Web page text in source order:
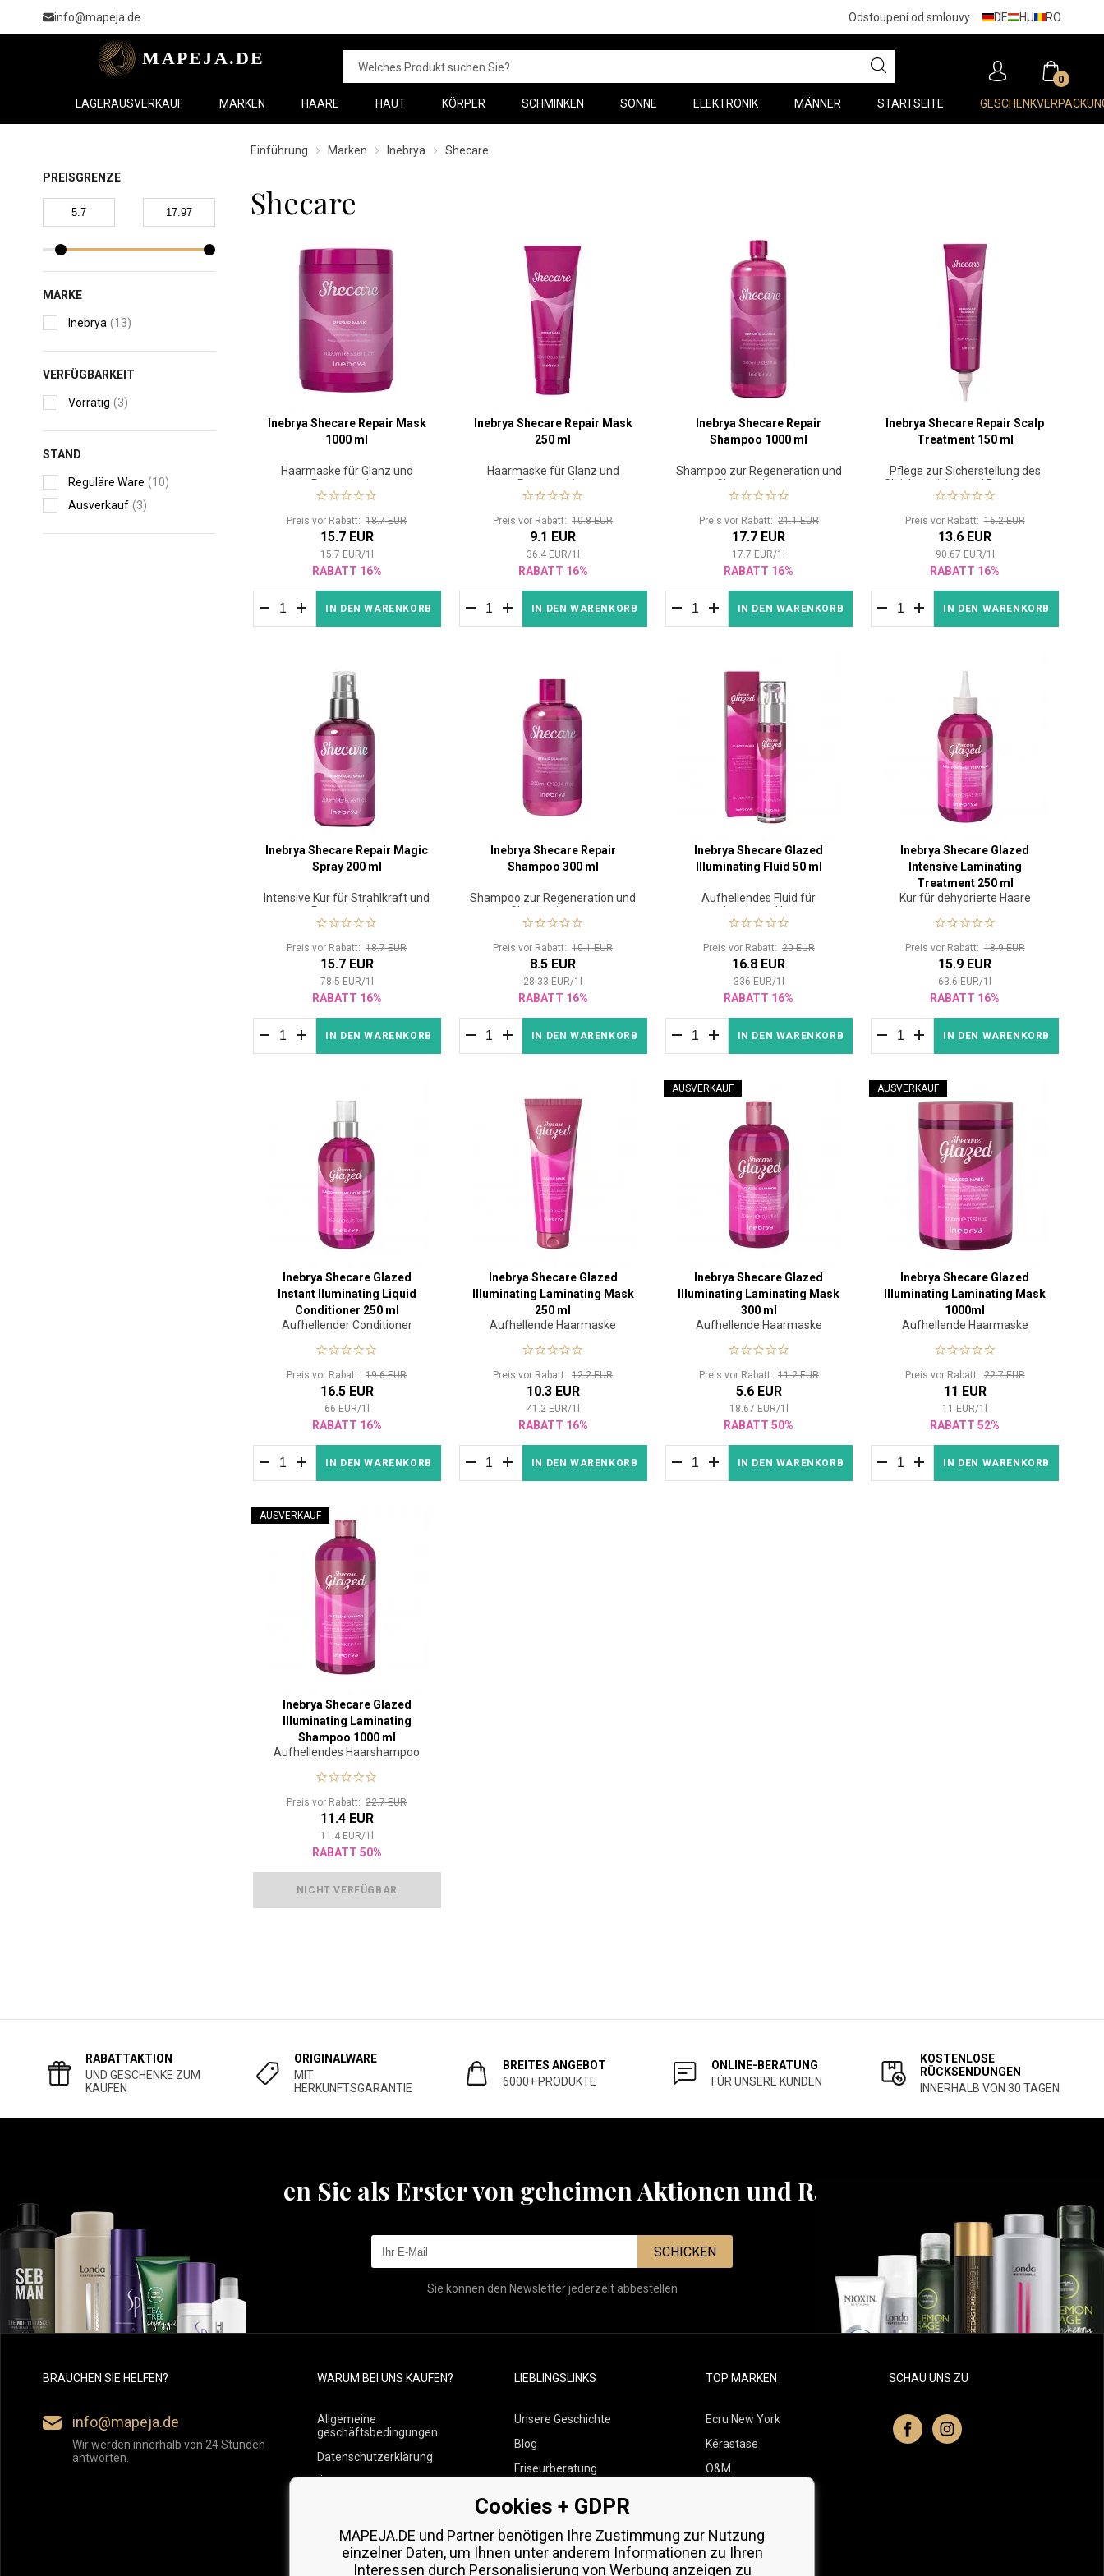
info@mapeja.de Odstoupení od smlouvy DE HU RO
0
LAGERAUSVERKAUF MARKEN HAARE HAUT KÖRPER SCHMINKEN SONNE ELEKTRONIK MÄNNER STARTSEITE
PREISGRENZE
MARKE
Inebrya (13)
VERFÜGBARKEIT
Vorrätig (3)
STAND
Reguläre Ware (10)
Ausverkauf (3)
Einführung Marken Inebrya Shecare
Shecare
Inebrya Shecare Repair Mask
1000 ml
Haarmaske für Glanz und
Regeneration
Preis vor Rabatt:18.7 EUR
15.7 EUR
15.7 EUR/1
RABATT 16%
IN DEN WARENKORB
Inebrya Shecare Repair Mask
250 ml
Haarmaske für Glanz und
Regeneration
Preis vor Rabatt:10.8 EUR
9.1 EUR
36.4 EUR/1
RABATT 16%
IN DEN WARENKORB
Inebrya Shecare Repair
Shampoo 1000 ml
Shampoo zur Regeneration und
Glanzsteigerung
Preis vor Rabatt: 21.1 EUR
17.7 EUR
17.7 EUR/1
RABATT 16%
IN DEN WARENKORB
Inebrya Shecare Repair Scalp
Treatment 150 ml
Pflege zur Sicherstellung des
Gleichgewichts und Beruhigung
der Haut
Preis vor Rabatt:16.2 EUR
13.6 EUR
90.67 EUR/1
RABATT 16%
IN DEN WARENKORB
Inebrya Shecare Repair Magic
Spray 200 ml
Intensive Kur für Strahlkraft und
Regeneration
Preis vor Rabatt:18.7 EUR
15.7 EUR
78.5 EUR/1
RABATT 16%
IN DEN WARENKORB
Inebrya Shecare Repair
Shampoo 300 ml
Shampoo zur Regeneration und
Glanzsteigerung
Preis vor Rabatt:10.1 EUR
8.5 EUR
28.33 EUR/1
RABATT 16%
IN DEN WARENKORB
Inebrya Shecare Glazed
Illuminating Fluid 50 ml
Aufhellendes Fluid für
glanzloses Haar
Preis vor Rabatt: 20 EUR
16.8 EUR
336 EUR/1
RABATT 16%
IN DEN WARENKORB
Inebrya Shecare Glazed
Intensive Laminating
Treatment 250 ml
Kur für dehydrierte Haare
Preis vor Rabatt:18.9 EUR
15.9 EUR
63.6 EUR/1
RABATT 16%
IN DEN WARENKORB
Inebrya Shecare Glazed
Instant Iluminating Liquid
Conditioner 250 ml
Aufhellender Conditioner
Preis vor Rabatt:19.6 EUR
16.5 EUR
66 EUR/1
RABATT 16%
IN DEN WARENKORB
Inebrya Shecare Glazed
Illuminating Laminating Mask
250 ml
Aufhellende Haarmaske
Preis vor Rabatt:12.2 EUR
10.3 EUR
41.2 EUR/1
RABATT 16%
IN DEN WARENKORB
AUSVERKAUF
Inebrya Shecare Glazed
Illuminating Laminating Mask
300 ml
Aufhellende Haarmaske
Preis vor Rabatt: 11.2 EUR
5.6 EUR
18.67 EUR/1
RABATT 50%
IN DEN WARENKORB
AUSVERKAUF
Inebrya Shecare Glazed
Illuminating Laminating Mask
1000ml
Aufhellende Haarmaske
Preis vor Rabatt:22.7 EUR
11 EUR
11 EUR/1
RABATT 52%
IN DEN WARENKORB
AUSVERKAUF
Inebrya Shecare Glazed
Illuminating Laminating
Shampoo 1000 ml
Aufhellendes Haarshampoo
Preis vor Rabatt:22.7 EUR
11.4 EUR
11.4 EUR/1
RABATT 50%
NICHT VERFÜGBAR
RABATTAKTION
UND GESCHENKE ZUM
KAUFEN
ORIGINALWARE
MIT
HERKUNFTSGARANTIE
BREITES ANGEBOT
6000+ PRODUKTE
ONLINE-BERATUNG
FÜR UNSERE KUNDEN
KOSTENLOSE
RÜCKSENDUNGEN
INNERHALB VON 30 TAGEN
Erfahren Sie als Erster von geheimen Aktionen und Rabatten
SCHICKEN
Sie können den Newsletter jederzeit abbestellen
BRAUCHEN SIE HELFEN?
info@mapeja.de
Wir werden innerhalb von 24 Stunden
antworten.
WARUM BEI UNS KAUFEN?
Allgemeine
geschäftsbedingungen
Datenschutzerklärung
Übersicht über Zahlungen und
LIEBLINGSLINKS
Unsere Geschichte
Blog
Friseurberatung
Kostenlose Produktproben
TOP MARKEN
Ecru New York
Kérastase
O&M
Zenz Organic
SCHAU UNS ZU
Cookies + GDPR
MAPEJA.DE und Partner benötigen Ihre Zustimmung zur Nutzung
einzelner Daten, um Ihnen unter anderem Informationen zu Ihren
Interessen durch Personalisierung von Werbung anzeigen zu